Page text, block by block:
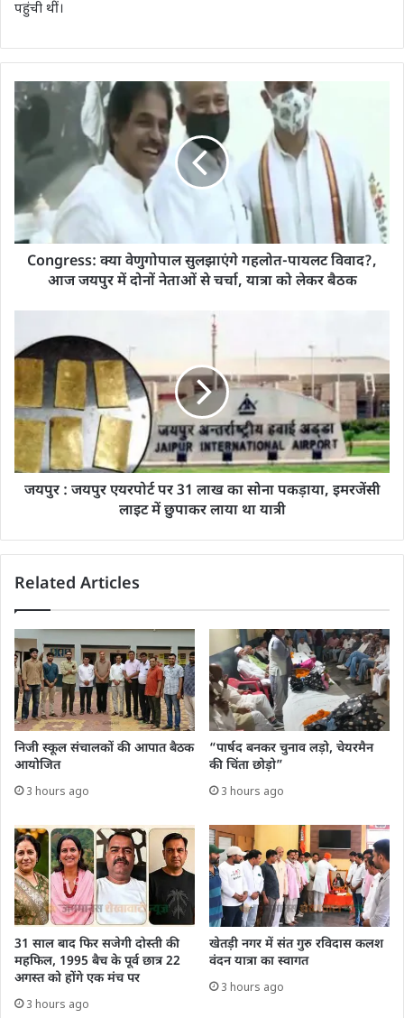
पहुंची थीं।
Congress: क्या वेणुगोपाल सुलझाएंगे गहलोत-पायलट विवाद?,
आज जयपुर में दोनों नेताओं से चर्चा, यात्रा को लेकर बैठक
जयपुर : जयपुर एयरपोर्ट पर 31 लाख का सोना पकड़ाया, इमरजेंसी
लाइट में छुपाकर लाया था यात्री
Related Articles
निजी स्कूल संचालकों की आपात बैठक
आयोजित
3 hours ago
“पार्षद बनकर चुनाव लड़ो, चेयरमैन
की चिंता छोड़ो”
3 hours ago
31 साल बाद फिर सजेगी दोस्ती की
महफिल, 1995 बैच के पूर्व छात्र 22
अगस्त को होंगे एक मंच पर
3 hours ago
खेतड़ी नगर में संत गुरु रविदास कलश
वंदन यात्रा का स्वागत
3 hours ago